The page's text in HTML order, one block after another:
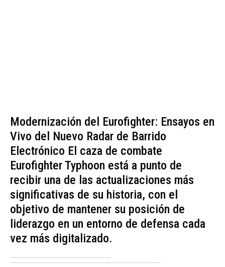
Modernización del Eurofighter: Ensayos en
Vivo del Nuevo Radar de Barrido
Electrónico El caza de combate
Eurofighter Typhoon está a punto de
recibir una de las actualizaciones más
significativas de su historia, con el
objetivo de mantener su posición de
liderazgo en un entorno de defensa cada
vez más digitalizado.